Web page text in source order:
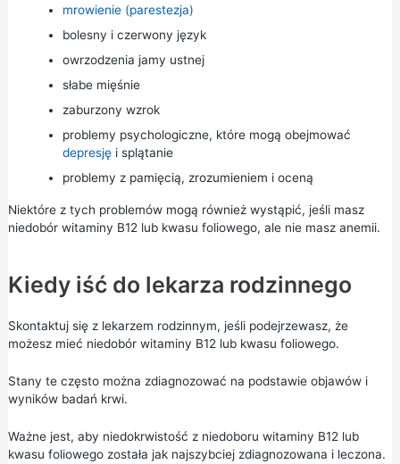
mrowienie (parestezja)
bolesny i czerwony język
owrzodzenia jamy ustnej
słabe mięśnie
zaburzony wzrok
problemy psychologiczne, które mogą obejmować
depresjęi splątanie
problemy z pamięcią, zrozumieniem i oceną
Niektóre z tych problemów mogą również wystąpić, jeśli masz
niedobór witaminy B12 lub kwasu foliowego, ale nie masz anemii.
Kiedy iść do lekarza rodzinnego
Skontaktuj się z lekarzem rodzinnym, jeśli podejrzewasz, że
możesz mieć niedobór witaminy B12 lub kwasu foliowego.
Stany te często można zdiagnozować na podstawie objawów i
wyników badań krwi.
Ważne jest, aby niedokrwistość z niedoboru witaminy B12 lub
kwasu foliowego została jak najszybciej zdiagnozowana i leczona.